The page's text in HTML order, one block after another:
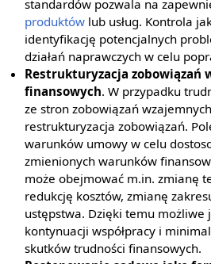
standardów pozwala na
produktów lub usług. Kontrola
identyfikację potencjalnych
działań naprawczych w celu
Restrukturyzacja zobowiązań
finansowych. W przypadku
ze stron zobowiązań
restrukturyzacja zobowiązań.
warunków umowy w celu
zmienionych warunków
może obejmować m.in. zmianę
redukcję kosztów, zmianę
ustępstwa. Dzięki temu możliwe
kontynuacji współpracy i
skutków trudności finansowych.